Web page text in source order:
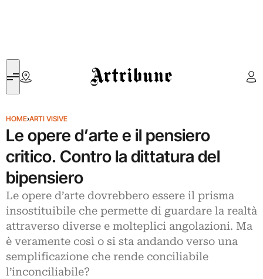
Artribune
HOME›ARTI VISIVE
Le opere d’arte e il pensiero
critico. Contro la dittatura del
bipensiero
Le opere d’arte dovrebbero essere il prisma
insostituibile che permette di guardare la realtà
attraverso diverse e molteplici angolazioni. Ma
è veramente così o si sta andando verso una
semplificazione che rende conciliabile
l’inconciliabile?